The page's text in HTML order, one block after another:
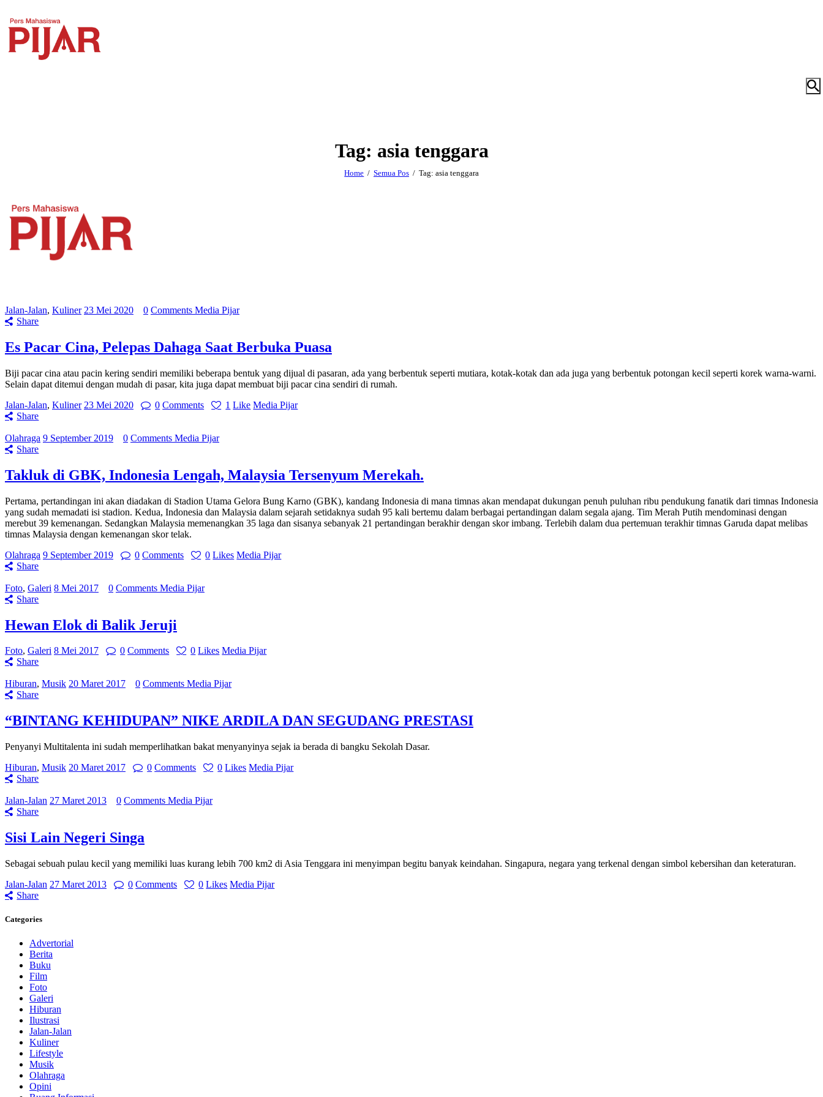
Tag: asia tenggara
Home Semua Pos Tag: asia tenggara
Jalan-Jalan, Kuliner 23 Mei 2020 0 Comments Media Pijar
Share
Es Pacar Cina, Pelepas Dahaga Saat Berbuka Puasa
Biji pacar cina atau pacin kering sendiri memiliki beberapa bentuk yang dijual di pasaran, ada yang berbentuk seperti mutiara, kotak-kotak dan ada juga yang berbentuk potongan kecil seperti korek warna-warni.
Selain dapat ditemui dengan mudah di pasar, kita juga dapat membuat biji pacar cina sendiri di rumah.
Jalan-Jalan, Kuliner 23 Mei 2020 0 Comments 1 Like Media Pijar
Share
Olahraga 9 September 2019 0 Comments Media Pijar
Share
Takluk di GBK, Indonesia Lengah, Malaysia Tersenyum Merekah.
Pertama, pertandingan ini akan diadakan di Stadion Utama Gelora Bung Karno (GBK), kandang Indonesia di mana timnas akan mendapat dukungan penuh puluhan ribu pendukung fanatik dari timnas Indonesia
yang sudah memadati isi stadion. Kedua, Indonesia dan Malaysia dalam sejarah setidaknya sudah 95 kali bertemu dalam berbagai pertandingan dalam segala ajang. Tim Merah Putih mendominasi dengan
merebut 39 kemenangan. Sedangkan Malaysia memenangkan 35 laga dan sisanya sebanyak 21 pertandingan berakhir dengan skor imbang. Terlebih dalam dua pertemuan terakhir timnas Garuda dapat melibas
timnas Malaysia dengan kemenangan skor telak.
Olahraga 9 September 2019 0 Comments 0 Likes Media Pijar
Share
Foto, Galeri 8 Mei 2017 0 Comments Media Pijar
Share
Hewan Elok di Balik Jeruji
Foto, Galeri 8 Mei 2017 0 Comments 0 Likes Media Pijar
Share
Hiburan, Musik 20 Maret 2017 0 Comments Media Pijar
Share
“BINTANG KEHIDUPAN” NIKE ARDILA DAN SEGUDANG PRESTASI
Penyanyi Multitalenta ini sudah memperlihatkan bakat menyanyinya sejak ia berada di bangku Sekolah Dasar.
Hiburan, Musik 20 Maret 2017 0 Comments 0 Likes Media Pijar
Share
Jalan-Jalan 27 Maret 2013 0 Comments Media Pijar
Share
Sisi Lain Negeri Singa
Sebagai sebuah pulau kecil yang memiliki luas kurang lebih 700 km2 di Asia Tenggara ini menyimpan begitu banyak keindahan. Singapura, negara yang terkenal dengan simbol kebersihan dan keteraturan.
Jalan-Jalan 27 Maret 2013 0 Comments 0 Likes Media Pijar
Share
Categories
Advertorial
Berita
Buku
Film
Foto
Galeri
Hiburan
Ilustrasi
Jalan-Jalan
Kuliner
Lifestyle
Musik
Olahraga
Opini